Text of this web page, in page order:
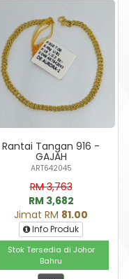
Rantai Tangan 916 -
GAJAH
ART642045
RM 3,763
RM 3,682
Jimat RM 81.00
Info Produk
Stok Tersedia di Johor
Bahru